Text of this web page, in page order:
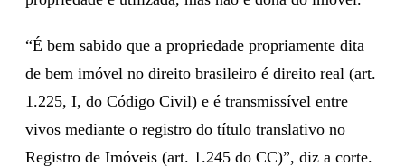
“É bem sabido que a propriedade propriamente dita
de bem imóvel no direito brasileiro é direito real (art.
1.225, I, do Código Civil) e é transmissível entre
vivos mediante o registro do título translativo no
Registro de Imóveis (art. 1.245 do CC)”, diz a corte.